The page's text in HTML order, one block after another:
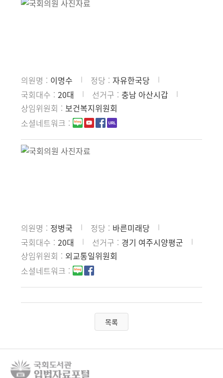
의원명 이명수 정당
자유한국당
국회대수
20대 선거구
충남 아산시갑
상임위원회
보건복지위원회
소셜네트워크
의원명 정병국 정당
바른미래당
국회대수
20대 선거구
경기 여주시양평군
상임위원회
외교통일위원회
소셜네트워크
목록